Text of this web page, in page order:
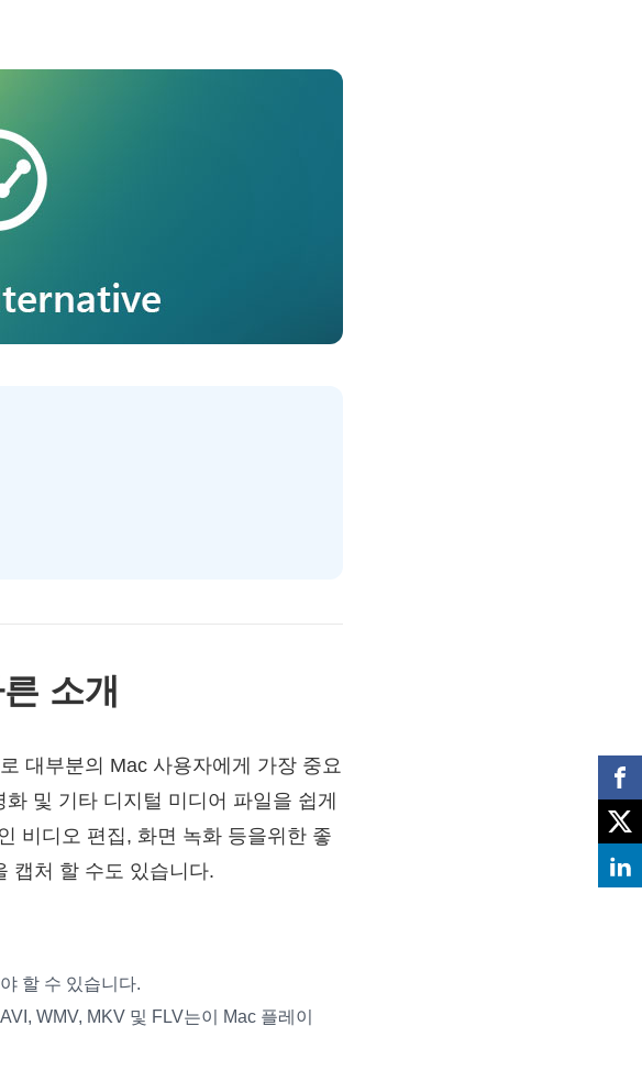
소개
대부분의 Mac 사용자에게 가장 중요
및 기타 디지털 미디어 파일을 쉽게
비디오 편집, 화면 녹화 등을위한 좋
캡처 할 수도 있습니다.
할 수 있습니다.
WMV, MKV 및 FLV는이 Mac 플레이